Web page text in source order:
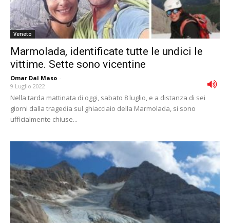
Veneto
Marmolada, identificate tutte le undici le
vittime. Sette sono vicentine
Omar Dal Maso -
9 Luglio 2022
Nella tarda mattinata di oggi, sabato 8 luglio, e a distanza di sei
giorni dalla tragedia sul ghiacciaio della Marmolada, si sono
ufficialmente chiuse...